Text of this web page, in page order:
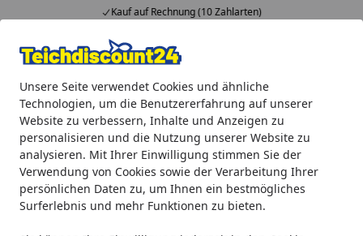
Unsere Seite verwendet Cookies und ähnliche
Technologien, um die Benutzererfahrung auf unserer
Website zu verbessern, Inhalte und Anzeigen zu
personalisieren und die Nutzung unserer Website zu
analysieren. Mit Ihrer Einwilligung stimmen Sie der
Verwendung von Cookies sowie der Verarbeitung Ihrer
persönlichen Daten zu, um Ihnen ein bestmögliches
Surferlebnis und mehr Funktionen zu bieten.
Kauf auf Rechnung (10 Zahlarten)
Alle Produkte
Mein Konto
Suchen
Startseite
Oase Ersatzschwamm blau für BioSmart 5000/7000/8000/
Oase Ersatzschwamm blau für
BioSmart
5000/7000/8000/14000/16000